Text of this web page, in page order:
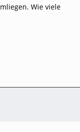
Wie viele